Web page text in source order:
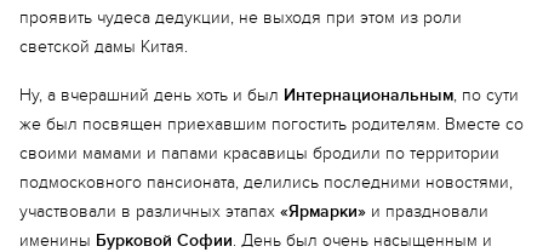
Еще 4 фото
проявить чудеса дедукции, не выходя при этом из роли
светской дамы Китая.
Ну, а вчерашний день хоть и был Интернациональным, по сути
же был посвящен приехавшим погостить родителям. Вместе со
своими мамами и папами красавицы бродили по территории
подмосковного пансионата, делились последними новостями,
участвовали в различных этапах «Ярмарки» и праздновали
именины Бурковой Софии. День был очень насыщенным и